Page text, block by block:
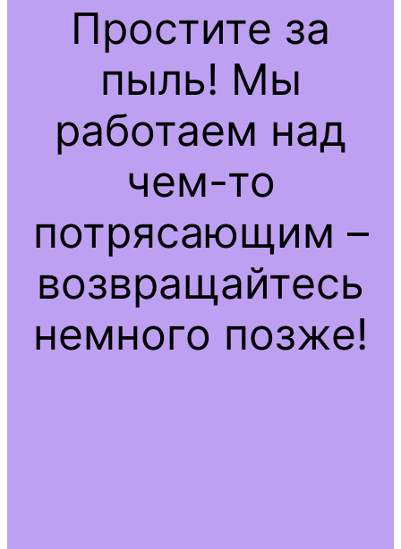
Простите за
пыль! Мы
работаем над
чем-то
потрясающим –
возвращайтесь
немного позже!